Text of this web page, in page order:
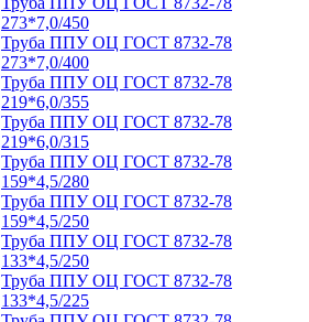
273*7,0/450
Труба ППУ ОЦ ГОСТ 8732-78
273*7,0/400
Труба ППУ ОЦ ГОСТ 8732-78
219*6,0/355
Труба ППУ ОЦ ГОСТ 8732-78
219*6,0/315
Труба ППУ ОЦ ГОСТ 8732-78
159*4,5/280
Труба ППУ ОЦ ГОСТ 8732-78
159*4,5/250
Труба ППУ ОЦ ГОСТ 8732-78
133*4,5/250
Труба ППУ ОЦ ГОСТ 8732-78
133*4,5/225